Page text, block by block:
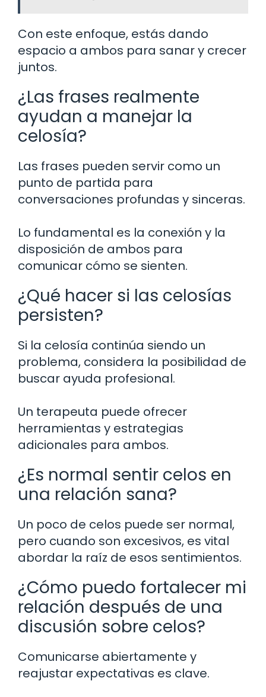
Con este enfoque, estás dando
espacio a ambos para sanar y crecer
juntos.
¿Las frases realmente
ayudan a manejar la
celosía?
Las frases pueden servir como un
punto de partida para
conversaciones profundas y sinceras.
Lo fundamental es la conexión y la
disposición de ambos para
comunicar cómo se sienten.
¿Qué hacer si las celosías
persisten?
Si la celosía continúa siendo un
problema, considera la posibilidad de
buscar ayuda profesional.
Un terapeuta puede ofrecer
herramientas y estrategias
adicionales para ambos.
¿Es normal sentir celos en
una relación sana?
Un poco de celos puede ser normal,
pero cuando son excesivos, es vital
abordar la raíz de esos sentimientos.
¿Cómo puedo fortalecer mi
relación después de una
discusión sobre celos?
Comunicarse abiertamente y
reajustar expectativas es clave.